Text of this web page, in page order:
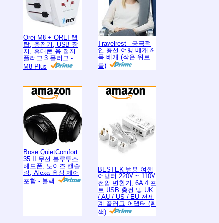
Orei M8 + OREI 랩
탑, 충전기, USB 장
치, 휴대폰 용 접지
플러그 3 플러그 -
M8 Plus
Travelrest - 궁극적
인 풍선 여행 베개 &
목 베개 (작은 위로
롤)
Bose QuietComfort
35 II 무선 블루투스
헤드폰, 노이즈 캔슬
링, Alexa 음성 제어
포함 - 블랙
BESTEK 범용 여행
어댑터 220V ~ 110V
전압 변환기, 6A 4 포
트 USB 충전 및 UK
/ AU / US / EU 전세
계 플러그 어댑터 (흰
색)